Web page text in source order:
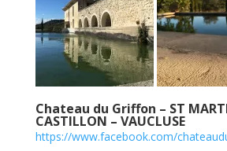
Chateau du Griffon – ST
CASTILLON – VAUCLUSE
https://www.facebook.com/